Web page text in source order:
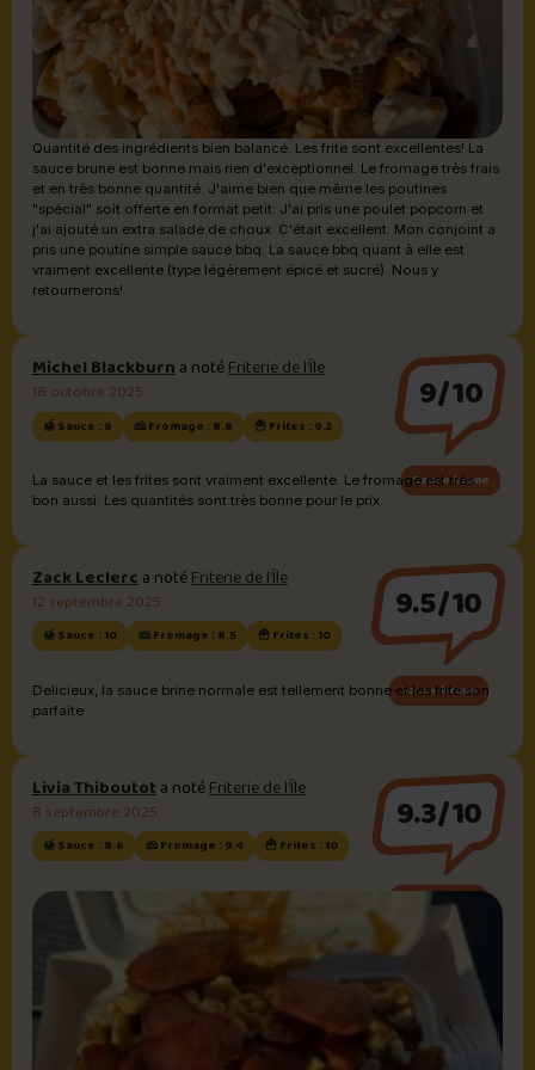
Quantité des ingrédients bien balancé. Les frite sont excellentes! La
sauce brune est bonne mais rien d'exceptionnel. Le fromage très frais
et en très bonne quantité. J'aime bien que même les poutines
"spécial" soit offerte en format petit. J'ai pris une poulet popcorn et
j'ai ajouté un extra salade de choux. C'était excellent. Mon conjoint a
pris une poutine simple sauce bbq. La sauce bbq quant à elle est
vraiment excellente (type légèrement épicé et sucré). Nous y
retournerons!
Michel Blackburna notéFriterie de l’Île
18 octobre 2025
🍯 Sauce : 9 🧀 Fromage : 8.8 🍟 Frites : 9.2
9/10
Sauce brune
La sauce et les frites sont vraiment excellente. Le fromage est très
bon aussi. Les quantités sont très bonne pour le prix.
Zack Leclerca notéFriterie de l’Île
12 septembre 2025
🍯 Sauce : 10 🧀 Fromage : 8.5 🍟 Frites : 10
9.5/10
Sauce brune
Delicieux, la sauce brine normale est tellement bonne et les frite son
parfaite
Livia Thiboutota notéFriterie de l’Île
8 septembre 2025
🍯 Sauce : 8.6 🧀 Fromage : 9.4 🍟 Frites : 10
9.3/10
Sauce brune